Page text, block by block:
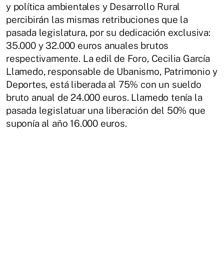
y política ambientales y Desarrollo Rural
percibirán las mismas retribuciones que la
pasada legislatura, por su dedicación exclusiva:
35.000 y 32.000 euros anuales brutos
respectivamente. La edil de Foro, Cecilia García
Llamedo, responsable de Ubanismo, Patrimonio y
Deportes, está liberada al 75% con un sueldo
bruto anual de 24.000 euros. Llamedo tenía la
pasada legislatuar una liberación del 50% que
suponía al año 16.000 euros.